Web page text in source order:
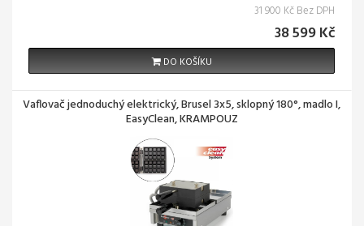
31 900 Kč Bez DPH
38 599 Kč
DO KOŠÍKU
Vaflovač jednoduchý elektrický, Brusel 3x5, sklopný 180°, madlo I,
EasyClean, KRAMPOUZ